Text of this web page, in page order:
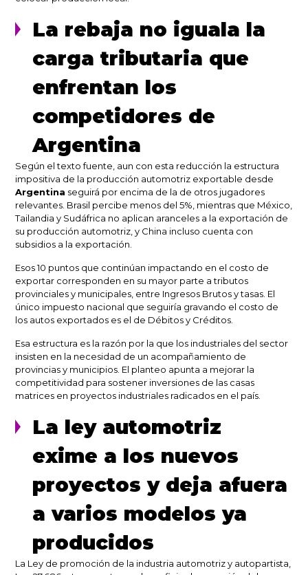
La rebaja no iguala la
carga tributaria que
enfrentan los
competidores de
Argentina
Según el texto fuente, aun con esta reducción la estructura
impositiva de la producción automotriz exportable desde
Argentina seguirá por encima de la de otros jugadores
relevantes. Brasil percibe menos del 5%, mientras que México,
Tailandia y Sudáfrica no aplican aranceles a la exportación de
su producción automotriz, y China incluso cuenta con
subsidios a la exportación.
Esos 10 puntos que continúan impactando en el costo de
exportar corresponden en su mayor parte a tributos
provinciales y municipales, entre Ingresos Brutos y tasas. El
único impuesto nacional que seguiría gravando el costo de
los autos exportados es el de Débitos y Créditos.
Esa estructura es la razón por la que los industriales del sector
insisten en la necesidad de un acompañamiento de
provincias y municipios. El planteo apunta a mejorar la
competitividad para sostener inversiones de las casas
matrices en proyectos industriales radicados en el país.
La ley automotriz
exime a los nuevos
proyectos y deja afuera
a varios modelos ya
producidos
La Ley de promoción de la industria automotriz y autopartista,